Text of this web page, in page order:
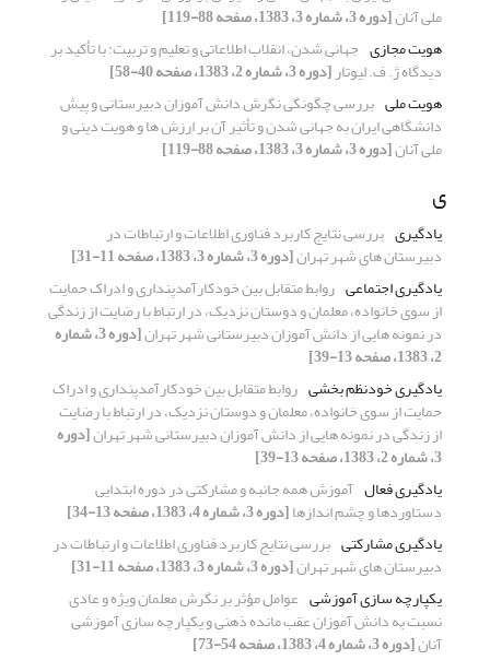
ملی آنان[دوره 3، شماره 3، 1383، صفحه 88-119]
هویت مجازی جهانی شدن، انقلاب اطلاعاتی و تعلیم و تربیت: با تأکید بر
دیدگاه ژ. ف. لیوتار[دوره 3، شماره 2، 1383، صفحه 40-58]
هویت ملی بررسی چگونگی نگرش دانش آموزان دبیرستانی و پیش
دانشگاهی ایران به جهانی شدن و تأثیر آن بر ارزش ها و هویت دینی و
ملی آنان[دوره 3، شماره 3، 1383، صفحه 88-119]
ی
یادگیری بررسی نتایج کاربرد فناوری اطلاعات و ارتباطات در
دبیرستان های شهر تهران[دوره 3، شماره 3، 1383، صفحه 11-31]
یادگیری اجتماعی روابط متقابل بین خودکارآمدپنداری و ادراک حمایت
از سوی خانواده، معلمان و دوستان نزدیک، در ارتباط با رضایت از زندگی
در نمونه هایی از دانش آموزان دبیرستانی شهر تهران [دوره 3، شماره
2، 1383، صفحه 13-39]
یادگیری خودنظم بخشی روابط متقابل بین خودکارآمدپنداری و ادراک
حمایت از سوی خانواده، معلمان و دوستان نزدیک، در ارتباط با رضایت
از زندگی در نمونه هایی از دانش آموزان دبیرستانی شهر تهران[دوره
3، شماره 2، 1383، صفحه 13-39]
یادگیری فعال آموزش همه جانبه و مشارکتی در دوره ابتدایی
دستاوردها و چشم اندازها[دوره 3، شماره 4، 1383، صفحه 13-34]
یادگیری مشارکتی بررسی نتایج کاربرد فناوری اطلاعات و ارتباطات در
دبیرستان های شهر تهران[دوره 3، شماره 3، 1383، صفحه 11-31]
یکپارچه سازی آموزشی عوامل مؤثر بر نگرش معلمان ویژه و عادی
نسبت به دانش آموزان عقب مانده ذهنی و یکپارچه سازی آموزشی
آنان[دوره 3، شماره 4، 1383، صفحه 54-73]